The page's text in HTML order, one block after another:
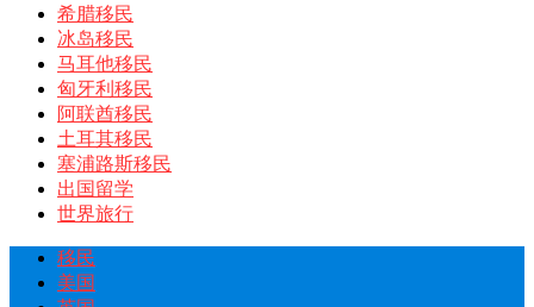
希腊移民
冰岛移民
马耳他移民
匈牙利移民
阿联酋移民
土耳其移民
塞浦路斯移民
出国留学
世界旅行
移民
美国